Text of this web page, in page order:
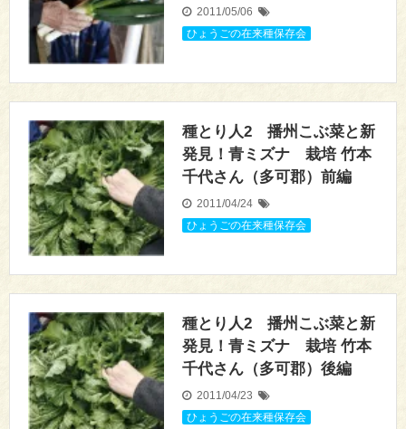
2011/05/06
ひょうごの在来種保存会
種とり人2 播州こぶ菜と新
発見！青ミズナ 栽培 竹本
千代さん（多可郡）前編
2011/04/24
ひょうごの在来種保存会
種とり人2 播州こぶ菜と新
発見！青ミズナ 栽培 竹本
千代さん（多可郡）後編
2011/04/23
ひょうごの在来種保存会